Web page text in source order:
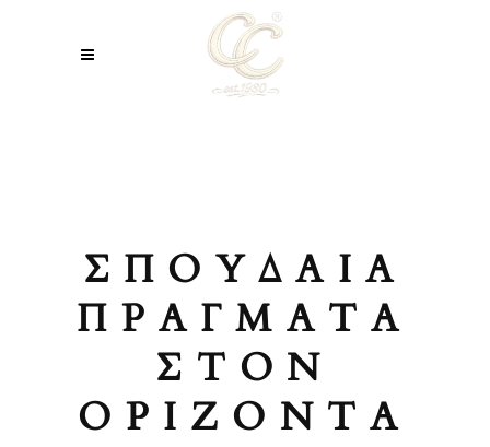
ΣΠΟΥΔΑΊΑ
ΠΡΆΓΜΑΤΑ
ΣΤΟΝ
ΟΡΊΖΟΝΤΑ